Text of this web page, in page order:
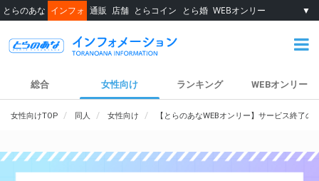
とらのあな インフォ 通販 店舗 とらコイン とら婚 WEBオンリー ▼
総合 女性向け ランキング WEBオンリー
女性向けTOP 同人 女性向け 【とらのあなWEBオンリー】サービス終了の